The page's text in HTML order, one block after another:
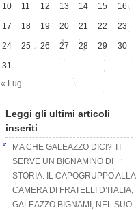
10 11 12 13 14 15 16
17 18 19 20 21 22 23
24 25 26 27 28 29 30
31
« Lug
Leggi gli ultimi articoli
inseriti
MA CHE GALEAZZO DICI? TI
SERVE UN BIGNAMINO DI
STORIA. IL CAPOGRUPPO ALLA
CAMERA DI FRATELLI D’ITALIA,
GALEAZZO BIGNAMI, NEL SUO